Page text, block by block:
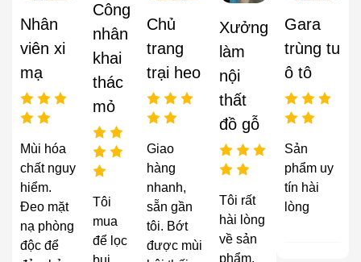
Nhân
viên xi
mạ
Mùi hóa
chất nguy
hiểm.
Đeo mặt
nạ phòng
độc để
Công
nhân
khai
thác
mỏ
Tôi
mua
để lọc
Chủ
trang
trại heo
Giao
hàng
nhanh,
sẵn gần
tôi. Bớt
được mùi
Xưởng
làm
nội
thất
đồ gỗ
Tôi rất
hài lòng
về sản
phẩm,
Gara
trùng tu
ô tô
Sản
phẩm uy
tín hài
lòng